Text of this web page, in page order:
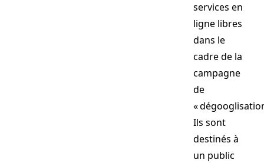
services en
ligne libres
dans le
cadre de la
campagne
de
«
Ils sont
destinés à
un public